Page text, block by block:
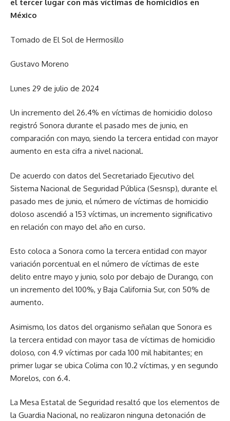
el tercer lugar con más víctimas de homicidios en
México
Tomado de El Sol de Hermosillo
Gustavo Moreno
Lunes 29 de julio de 2024
Un incremento del 26.4% en víctimas de homicidio doloso
registró Sonora durante el pasado mes de junio, en
comparación con mayo, siendo la tercera entidad con mayor
aumento en esta cifra a nivel nacional.
De acuerdo con datos del Secretariado Ejecutivo del
Sistema Nacional de Seguridad Pública (Sesnsp), durante el
pasado mes de junio, el número de víctimas de homicidio
doloso ascendió a 153 víctimas, un incremento significativo
en relación con mayo del año en curso.
Esto coloca a Sonora como la tercera entidad con mayor
variación porcentual en el número de víctimas de este
delito entre mayo y junio, solo por debajo de Durango, con
un incremento del 100%, y Baja California Sur, con 50% de
aumento.
Asimismo, los datos del organismo señalan que Sonora es
la tercera entidad con mayor tasa de víctimas de homicidio
doloso, con 4.9 víctimas por cada 100 mil habitantes; en
primer lugar se ubica Colima con 10.2 víctimas, y en segundo
Morelos, con 6.4.
La Mesa Estatal de Seguridad resaltó que los elementos de
la Guardia Nacional, no realizaron ninguna detonación de